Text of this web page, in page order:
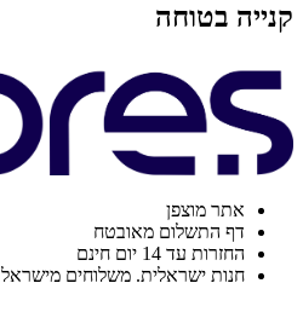
קנייה בטוחה
אתר מוצפן
דף התשלום מאובטח
החזרות עד 14 יום חינם
חנות ישראלית. משלוחים מישראל